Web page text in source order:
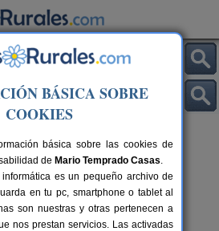
de Las Palmas
BÁSICA SOBRE
COOKIES
básica sobre las cookies de
de Mario Temprado Casas.
es un pequeño archivo de
en tu pc, smartphone o tablet al
son nuestras y otras pertenecen a
nos prestan servicios. Las activadas